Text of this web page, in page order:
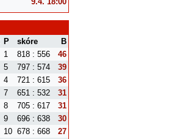
P skóre
B
1 818 : 556
46
5 797 : 574
39
4 721 : 615
36
7 651 : 532
31
8 705 : 617
31
9 696 : 638
30
10 678 : 668
27